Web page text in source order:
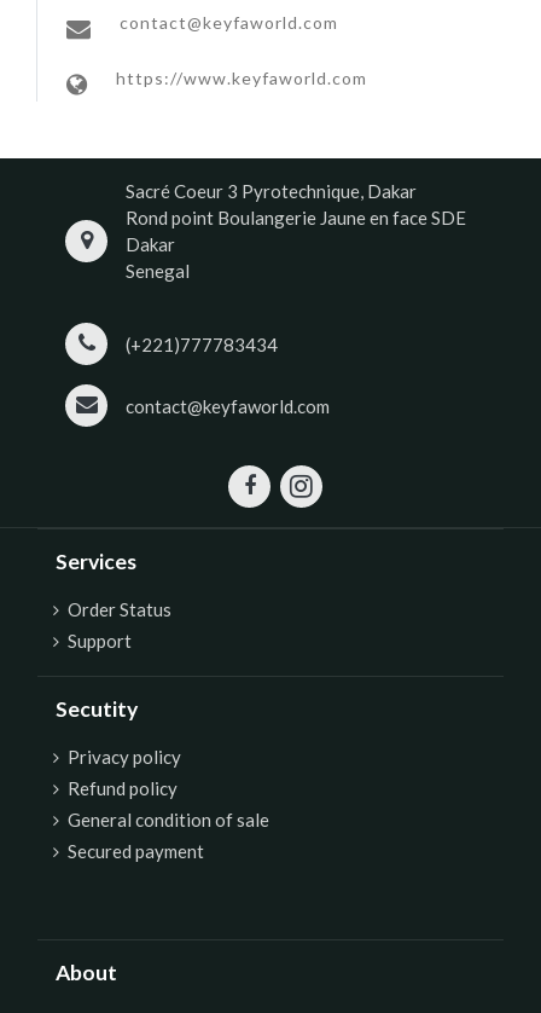
contact@keyfaworld.com
https://www.keyfaworld.com
Sacré Coeur 3 Pyrotechnique, Dakar
Rond point Boulangerie Jaune en face SDE
Dakar
Senegal
(+221)777783434
contact@keyfaworld.com
Services
Order Status
Support
Secutity
Privacy policy
Refund policy
General condition of sale
Secured payment
About